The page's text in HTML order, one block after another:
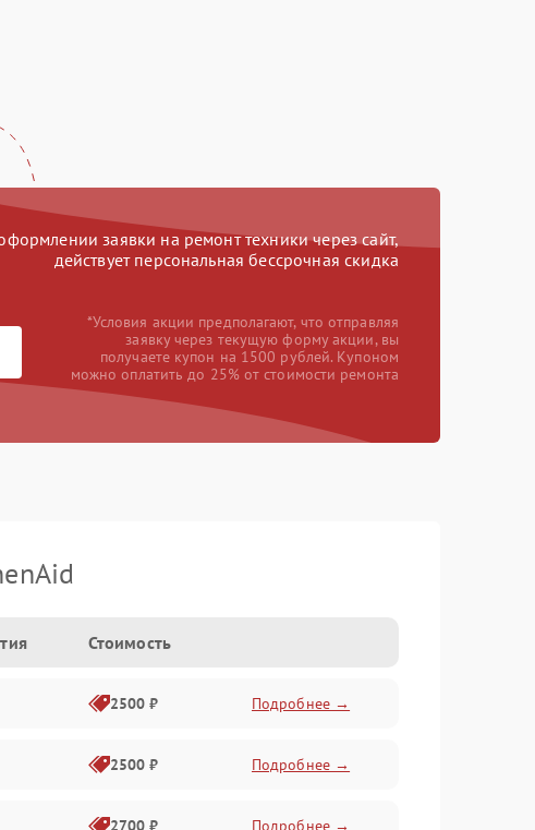
заявки на ремонт техники через сайт,
действует персональная бессрочная скидка
*Условия акции предполагают, что отправляя
заявку через текущую форму акции, вы
получаете купон на 1500 рублей. Купоном
можно оплатить до 25% от стоимости ремонта
Стоимость
2500 ₽ Подробнее →
2500 ₽ Подробнее →
2700 ₽ Подробнее →